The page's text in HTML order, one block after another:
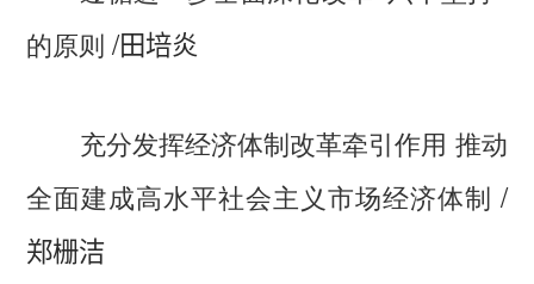
的原则 /田培炎
充分发挥经济体制改革牵引作用 推动
全面建成高水平社会主义市场经济体制 /
郑栅洁